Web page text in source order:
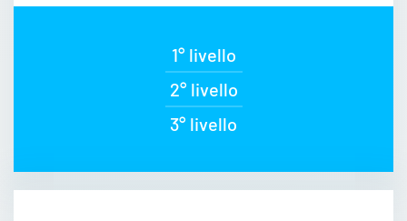
1° livello
2° livello
3° livello